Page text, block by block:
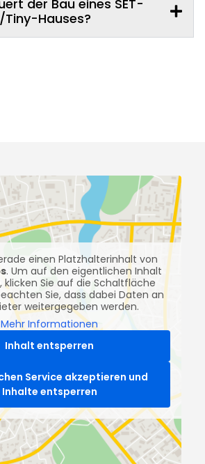
der Bau eines SET-
Hauses?
einen Platzhalterinhalt von
. Um auf den eigentlichen Inhalt
klicken Sie auf die Schaltfläche
Sie, dass dabei Daten an
weitergegeben werden.
Mehr Informationen
Inhalt entsperren
Service akzeptieren und
Inhalte entsperren